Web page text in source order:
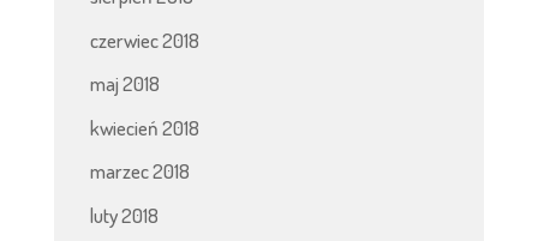
czerwiec 2018
maj 2018
kwiecień 2018
marzec 2018
luty 2018